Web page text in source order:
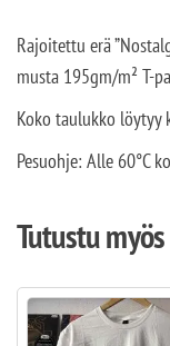
Rajoitettu erä
musta 195gm/m² T-
Koko taulukko löytyy
Pesuohje: Alle 60°C
Tutustu myös